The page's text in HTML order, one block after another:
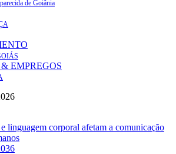
de Goiânia
EMPREGOS
linguagem corporal afetam a comunicação